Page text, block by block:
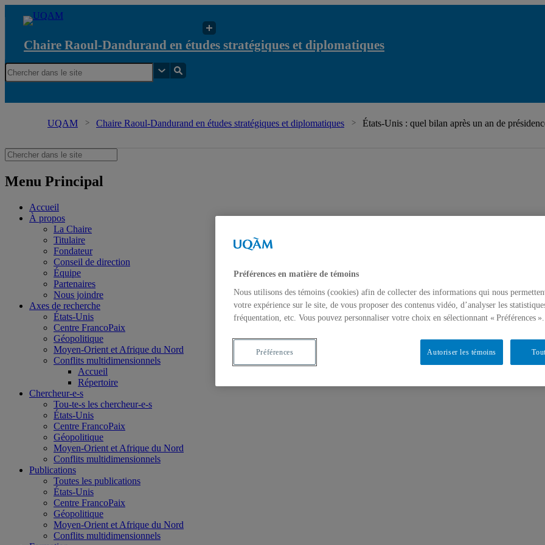
Chaire Raoul-Dandurand en études stratégiques et diplomatiques
UQAM Chaire Raoul-Dandurand en études stratégiques et diplomatiques États-Unis : quel bilan après un an de
Menu Principal
Accueil
À propos
La Chaire
Titulaire
Fondateur
Conseil de direction
Équipe
Partenaires
Nous joindre
Axes de recherche
États-Unis
Centre FrancoPaix
Géopolitique
Moyen-Orient et Afrique du Nord
Conflits multidimensionnels
Accueil
Répertoire
Chercheur-e-s
Tou-te-s les chercheur-e-s
États-Unis
Centre FrancoPaix
Géopolitique
Moyen-Orient et Afrique du Nord
Conflits multidimensionnels
Publications
Toutes les publications
États-Unis
Centre FrancoPaix
Géopolitique
Moyen-Orient et Afrique du Nord
Conflits multidimensionnels
Préférences en matière de témoins
Nous utilisons des témoins (cookies) afin de collecter des informations qui nous
votre expérience sur le site, de vous proposer des contenus vidéo, d’analyser les
fréquentation, etc. Vous pouvez personnaliser votre choix en sélectionnant « Préférences ».
Autoriser les témoins
Préférences